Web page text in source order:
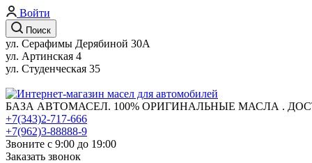
Войти
Поиск
ул. Серафимы Дерябиной 30А
ул. Артинская 4
ул. Студенческая 35
БАЗА АВТОМАСЕЛ. 100% ОРИГИНАЛЬНЫЕ МАСЛА .
+7(343)2-717-666
+7(962)3-88888-9
Звоните с 9:00 до 19:00
Заказать звонок